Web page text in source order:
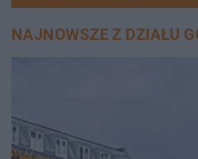
NAJNOWSZE Z DZIAŁU